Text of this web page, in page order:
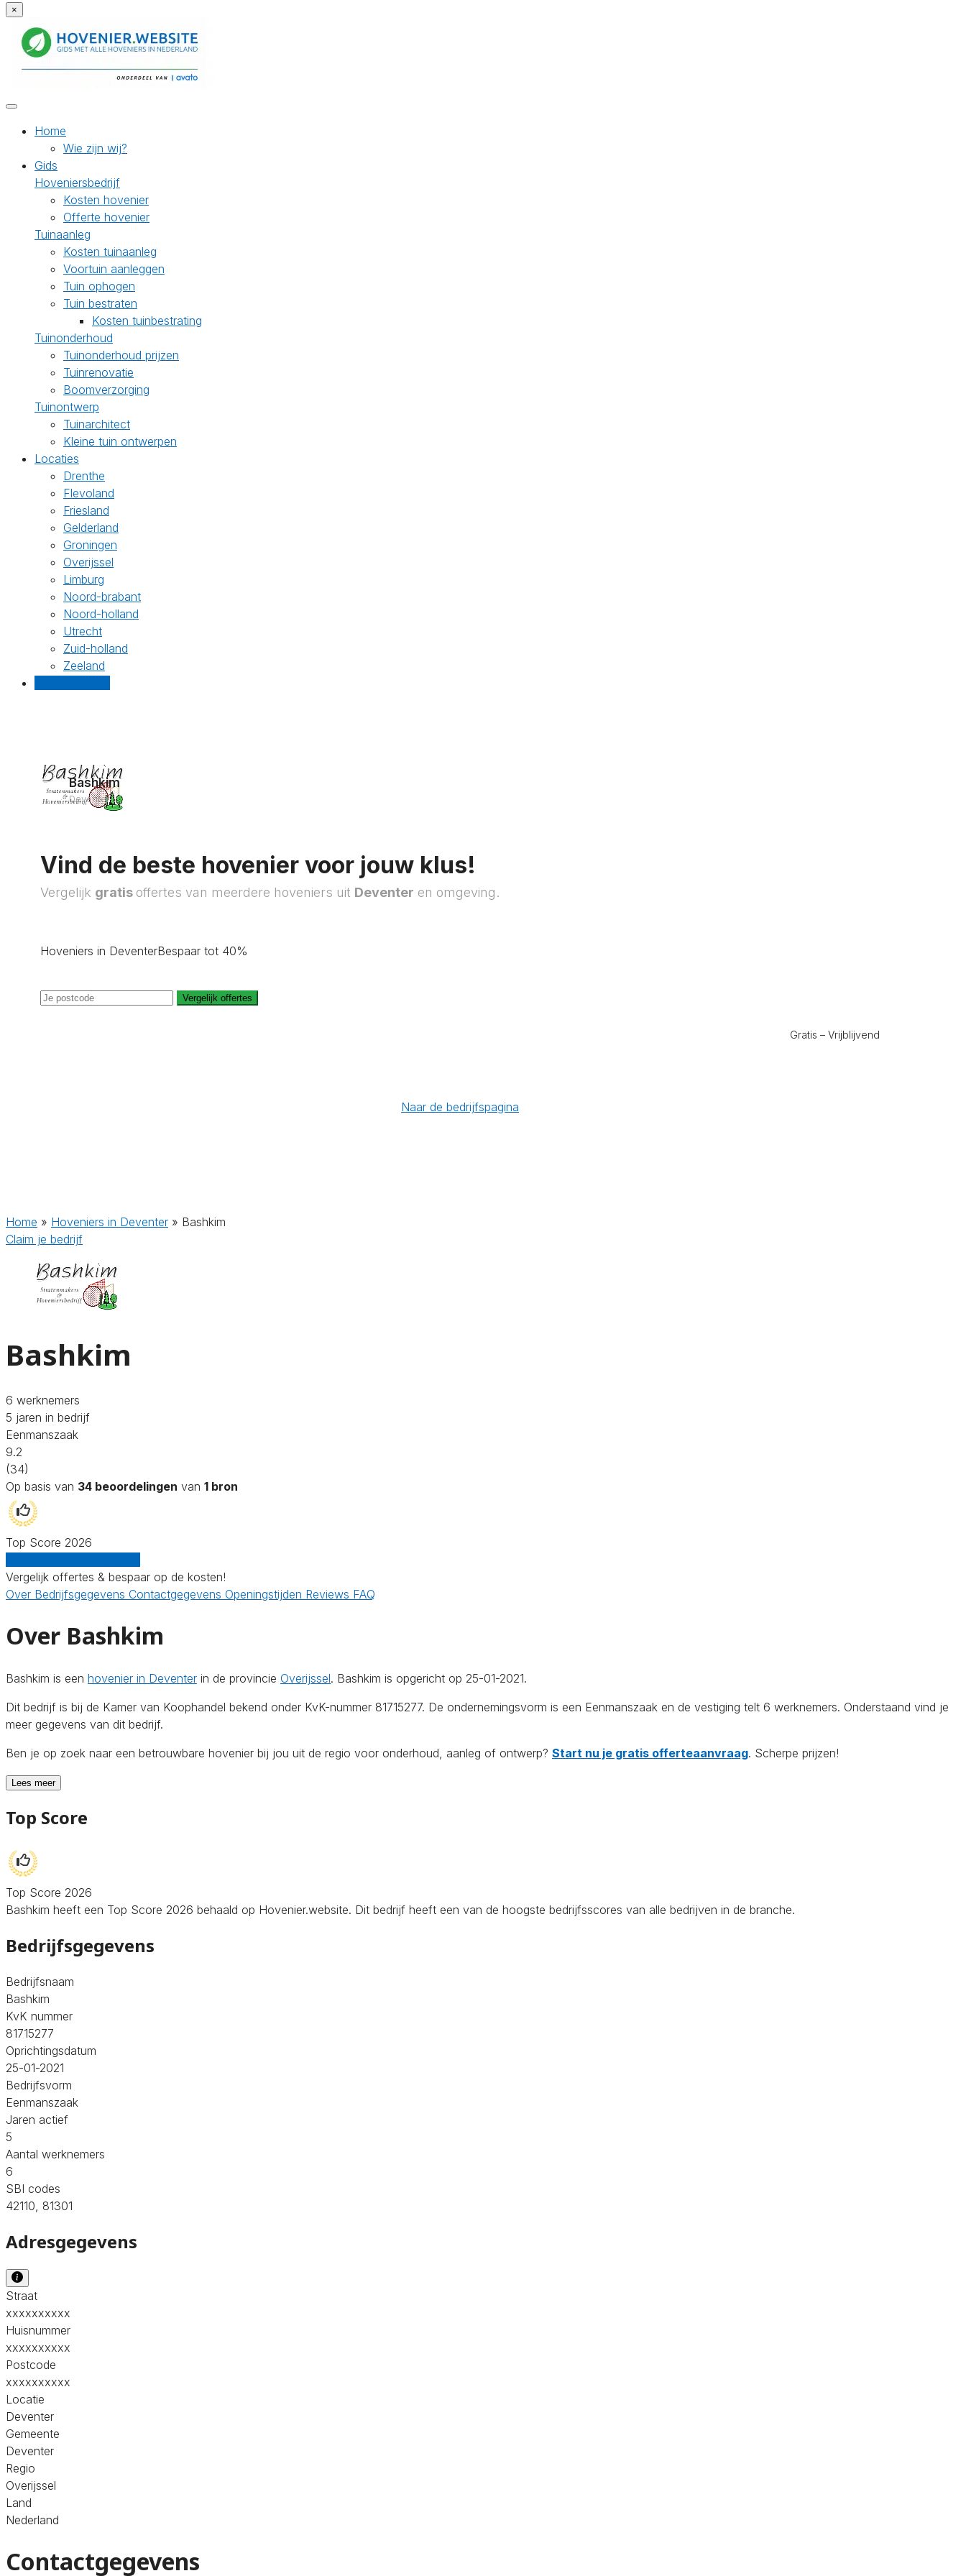
×
Home
Wie zijn wij?
Gids
Hoveniersbedrijf
Kosten hovenier
Offerte hovenier
Tuinaanleg
Kosten tuinaanleg
Voortuin aanleggen
Tuin ophogen
Tuin bestraten
Kosten tuinbestrating
Tuinonderhoud
Tuinonderhoud prijzen
Tuinrenovatie
Boomverzorging
Tuinontwerp
Tuinarchitect
Kleine tuin ontwerpen
Locaties
Drenthe
Flevoland
Friesland
Gelderland
Groningen
Overijssel
Limburg
Noord-brabant
Noord-holland
Utrecht
Zuid-holland
Zeeland
Bashkim
Deventer
Vind de beste hovenier voor jouw klus!
Vergelijk gratis offertes van meerdere hoveniers uit Deventer en omgeving.
Hoveniers in DeventerBespaar tot 40%
Vergelijk offertes
Gratis – Vrijblijvend
Naar de bedrijfspagina
Home » Hoveniers in Deventer » Bashkim
Claim je bedrijf
Bashkim
6 werknemers
5 jaren in bedrijf
Eenmanszaak
9.2
(34)
Op basis van 34 beoordelingen van 1 bron
Top Score 2026
Vergelijk offertes & bespaar op de kosten!
Over Bedrijfsgegevens Contactgegevens Openingstijden Reviews FAQ
Over Bashkim
Bashkim is een hovenier in Deventer in de provincie Overijssel. Bashkim is opgericht op 25-01-2021.
Dit bedrijf is bij de Kamer van Koophandel bekend onder KvK-nummer 81715277. De ondernemingsvorm is een Eenmanszaak en de vestiging telt 6 werknemers. Onderstaand vind je
meer gegevens van dit bedrijf.
Ben je op zoek naar een betrouwbare hovenier bij jou uit de regio voor onderhoud, aanleg of ontwerp? Start nu je gratis offerteaanvraag. Scherpe prijzen!
Lees meer
Top Score
Top Score 2026
Bashkim heeft een Top Score 2026 behaald op Hovenier.website. Dit bedrijf heeft een van de hoogste bedrijfsscores van alle bedrijven in de branche.
Bedrijfsgegevens
Bedrijfsnaam
Bashkim
KvK nummer
81715277
Oprichtingsdatum
25-01-2021
Bedrijfsvorm
Eenmanszaak
Jaren actief
5
Aantal werknemers
6
SBI codes
42110, 81301
Adresgegevens
Straat
xxxxxxxxxx
Huisnummer
xxxxxxxxxx
Postcode
xxxxxxxxxx
Locatie
Deventer
Gemeente
Deventer
Regio
Overijssel
Land
Nederland
Contactgegevens